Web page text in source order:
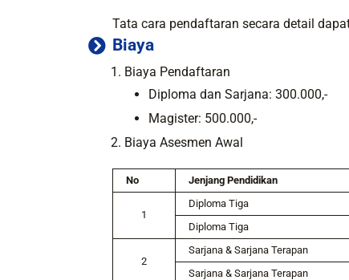
Tata cara pendaftaran secara detail
Biaya
Biaya Pendaftaran
Diploma dan Sarjana: 300.000,-
Magister: 500.000,-
Biaya Asesmen Awal
No Jenjang Pendidikan
1
Diploma Tiga
Diploma Tiga
2
Sarjana & Sarjana Terapan
Sarjana & Sarjana Terapan